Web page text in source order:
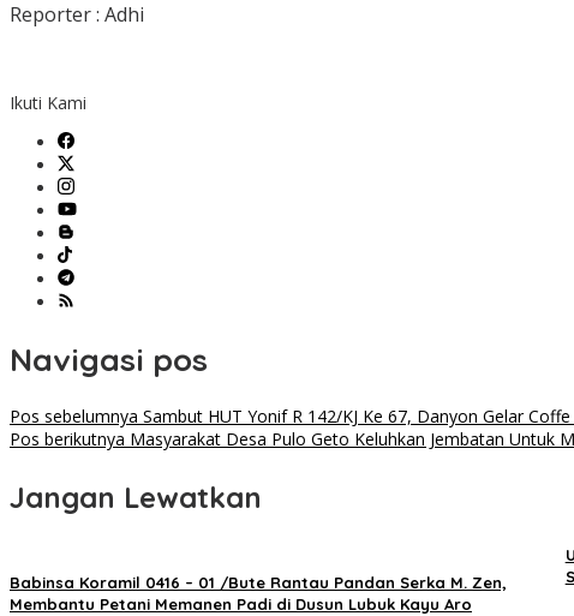
Reporter : Adhi
Ikuti Kami
Navigasi pos
Pos sebelumnya Sambut HUT Yonif R 142/KJ Ke 67, Danyon Gelar
Pos berikutnya Masyarakat Desa Pulo Geto Keluhkan Jembatan Untuk
Jangan Lewatkan
Babinsa Koramil 0416 – 01 /Bute Rantau Pandan Serka M. Zen,
Membantu Petani Memanen Padi di Dusun Lubuk Kayu Aro